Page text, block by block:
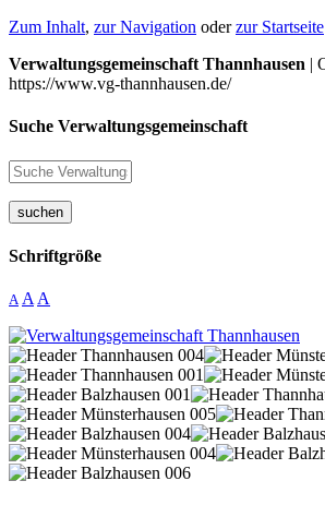
Zum Inhalt, zur Navigation oderzur Startseite
Verwaltungsgemeinschaft Thannhausen |
https://www.vg-thannhausen.de/
Suche Verwaltungsgemeinschaft
suchen
Schriftgröße
A A A